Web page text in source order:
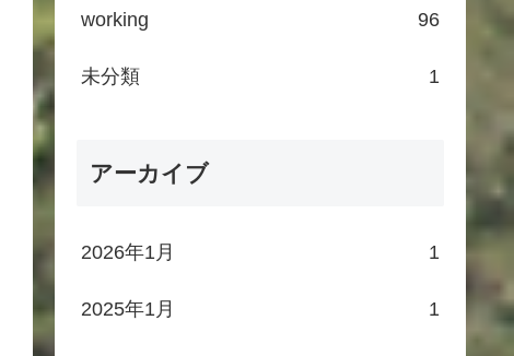
working 96
未分類 1
アーカイブ
2026年1月 1
2025年1月 1